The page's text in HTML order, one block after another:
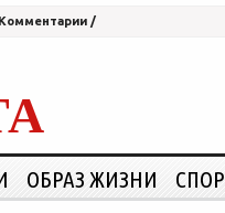
Комментарии /
ОБРАЗ ЖИЗНИ